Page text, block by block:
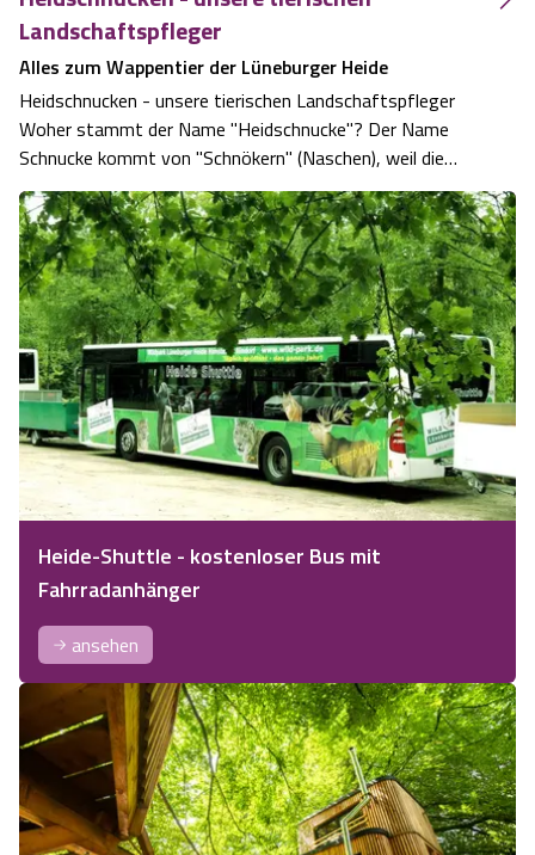
Landschaftspfleger
Alles zum Wappentier der Lüneburger Heide
Heidschnucken - unsere tierischen Landschaftspfleger
Woher stammt der Name "Heidschnucke"? Der Name
Schnucke kommt von "Schnökern" (Naschen), weil die
Heidschnucke die Abwechslung liebt und Heidekraut, Gras
und Wildkräuter gern verspeist. Silbergraues Fell mit
schwarzem Brustlatz ist das Erkennungs…
Heide-Shuttle - kostenloser Bus mit
Fahrradanhänger
ansehen